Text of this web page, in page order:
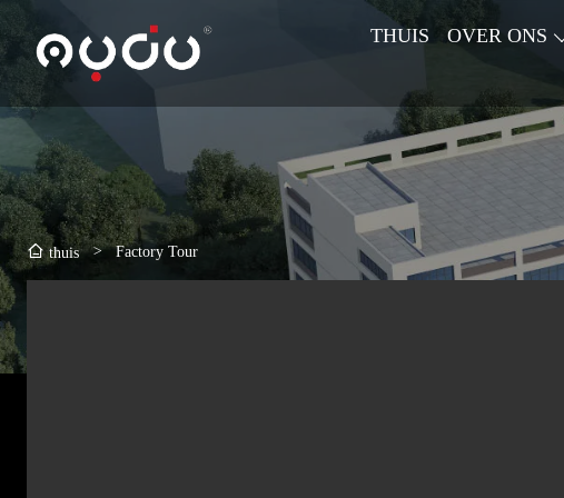
THUIS OVER ONS
thuis > Factory Tour